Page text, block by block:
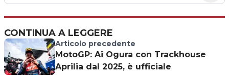
CONTINUA A LEGGERE
Articolo precedente
MotoGP: Ai Ogura con Trackhouse
Aprilia dal 2025, è ufficiale